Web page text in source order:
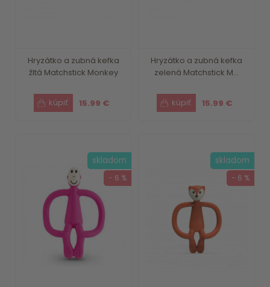
Hryzátko a zubná kefka
žltá Matchstick Monkey
15.99 €
Hryzátko a zubná kefka
zelená Matchstick M...
15.99 €
skladom
- 6 %
skladom
- 6 %